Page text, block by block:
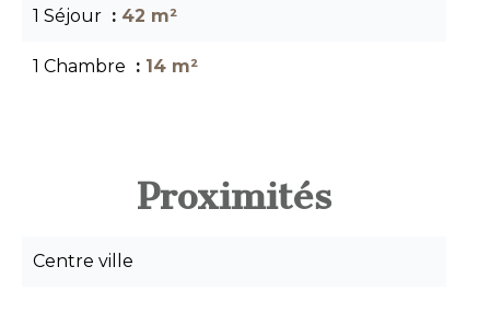
1 Séjour 42 m²
1 Chambre 14 m²
Proximités
Centre ville